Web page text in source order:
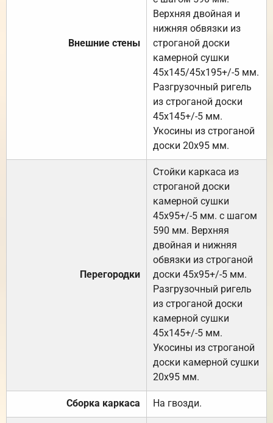
Внешние стены
Верхняя двойная и
нижняя обвязки из
строганой доски
камерной сушки
45х145/45х195+/-5 мм.
Разгрузочный ригель
из строганой доски
45х145+/-5 мм.
Укосины из строганой
доски 20х95 мм.
Перегородки
Стойки каркаса из
строганой доски
камерной сушки
45х95+/-5 мм. с шагом
590 мм. Верхняя
двойная и нижняя
обвязки из строганой
доски 45х95+/-5 мм.
Разгрузочный ригель
из строганой доски
камерной сушки
45х145+/-5 мм.
Укосины из строганой
доски камерной сушки
20х95 мм.
Сборка каркаса На гвозди.